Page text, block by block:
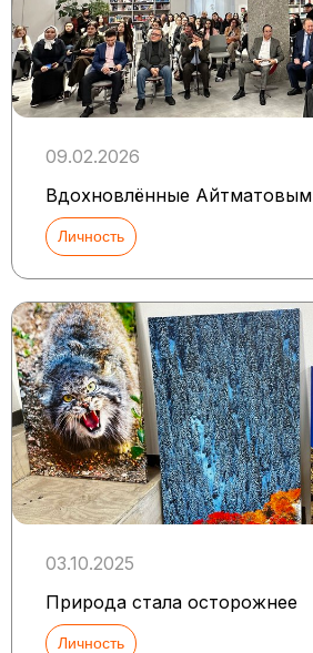
09.02.2026
Вдохновлённые Айтматовым
Личность
03.10.2025
Природа стала осторожнее
Личность